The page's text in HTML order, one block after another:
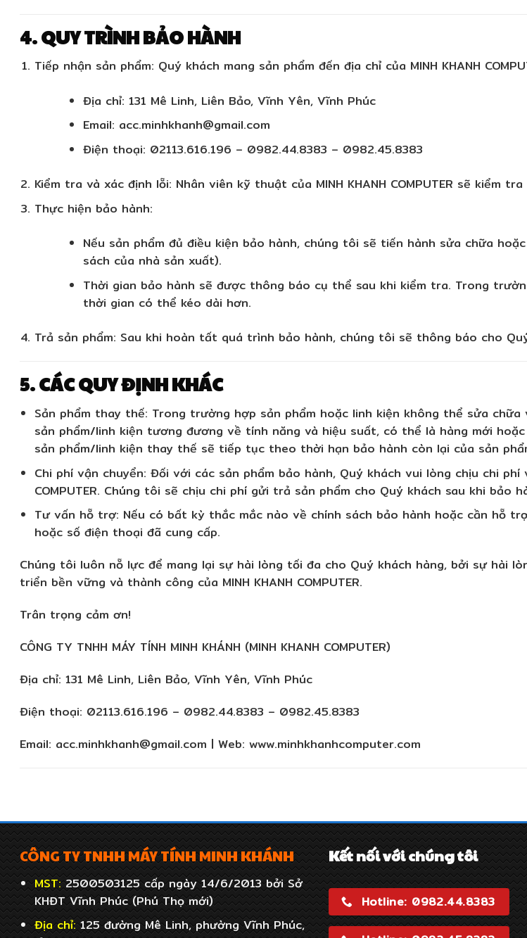
4. QUY TRÌNH BẢO HÀNH
Tiếp nhận sản phẩm: Quý khách mang sản phẩm đến địa chỉ của MINH KHANH
Địa chỉ: 131 Mê Linh, Liên Bảo, Vĩnh Yên, Vĩnh Phúc
Email: acc.minhkhanh@gmail.com
Điện thoại: 02113.616.196 – 0982.44.8383 – 0982.45.8383
Kiểm tra và xác định lỗi: Nhân viên kỹ thuật của MINH KHANH COMPUTER sẽ kiểm
Thực hiện bảo hành:
Nếu sản phẩm đủ điều kiện bảo hành, chúng tôi sẽ tiến hành sửa chữa
sách của nhà sản xuất).
Thời gian bảo hành sẽ được thông báo cụ thể sau khi kiểm tra. Trong
thời gian có thể kéo dài hơn.
Trả sản phẩm: Sau khi hoàn tất quá trình bảo hành, chúng tôi sẽ thông báo cho
5. CÁC QUY ĐỊNH KHÁC
Sản phẩm thay thế: Trong trường hợp sản phẩm hoặc linh kiện không thể sửa
sản phẩm/linh kiện tương đương về tính năng và hiệu suất, có thể là hàng mới
sản phẩm/linh kiện thay thế sẽ tiếp tục theo thời hạn bảo hành còn lại của sản
Chi phí vận chuyển: Đối với các sản phẩm bảo hành, Quý khách vui lòng chịu chi phí
COMPUTER. Chúng tôi sẽ chịu chi phí gửi trả sản phẩm cho Quý khách sau khi bảo
Tư vấn hỗ trợ: Nếu có bất kỳ thắc mắc nào về chính sách bảo hành hoặc cần hỗ
hoặc số điện thoại đã cung cấp.
Chúng tôi luôn nỗ lực để mang lại sự hài lòng tối đa cho Quý khách hàng, bởi sự hài
triển bền vững và thành công của MINH KHANH COMPUTER.
Trân trọng cảm ơn!
CÔNG TY TNHH MÁY TÍNH MINH KHÁNH (MINH KHANH COMPUTER)
Địa chỉ: 131 Mê Linh, Liên Bảo, Vĩnh Yên, Vĩnh Phúc
Điện thoại: 02113.616.196 – 0982.44.8383 – 0982.45.8383
Email: acc.minhkhanh@gmail.com | Web: www.minhkhanhcomputer.com
CÔNG TY TNHH MÁY TÍNH MINH KHÁNH
MST:2500503125 cấp ngày 14/6/2013 bởi Sở
KHĐT Vĩnh Phúc (Phú Thọ mới)
Địa chỉ:125 đường Mê Linh, phường Vĩnh Phúc,
Kết nối với chúng tôi
Hotline: 0982.44.8383